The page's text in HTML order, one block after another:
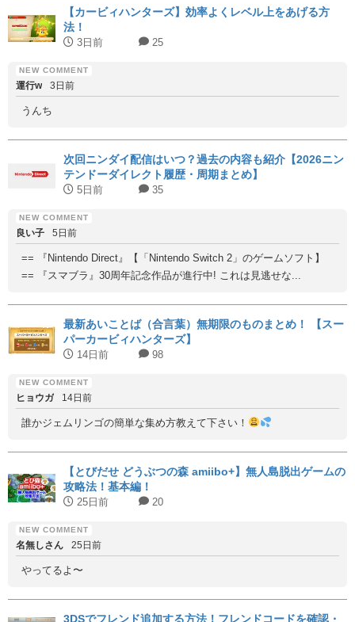
【カービィハンターズ】効率よくレベル上をあげる方
法！
3日前 25
運行w 3日前
うんち
次回ニンダイ配信はいつ？過去の内容も紹介【2026ニン
テンドーダイレクト履歴・周期まとめ】
5日前 35
良い子 5日前
== 『Nintendo Direct』【「Nintendo Switch 2」のゲームソフト】
== 『スマブラ』30周年記念作品が進行中! これは見逃せな...
最新あいことば（合言葉）無期限のものまとめ！ 【スー
パーカービィハンターズ】
14日前 98
ヒョウガ 14日前
誰かジェムリンゴの簡単な集め方教えて下さい！
【とびだせ どうぶつの森 amiibo+】無人島脱出ゲームの
攻略法！基本編！
25日前 20
名無しさん 25日前
やってるよ〜
3DSでフレンド追加する方法！フレンドコードを確認・